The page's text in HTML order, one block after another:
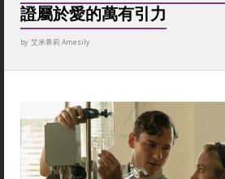
證屬於愛的萬有引力
by 艾米希莉 Amesily